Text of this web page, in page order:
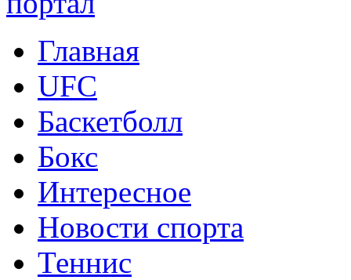
Главная
UFC
Баскетболл
Бокс
Интересное
Новости спорта
Теннис